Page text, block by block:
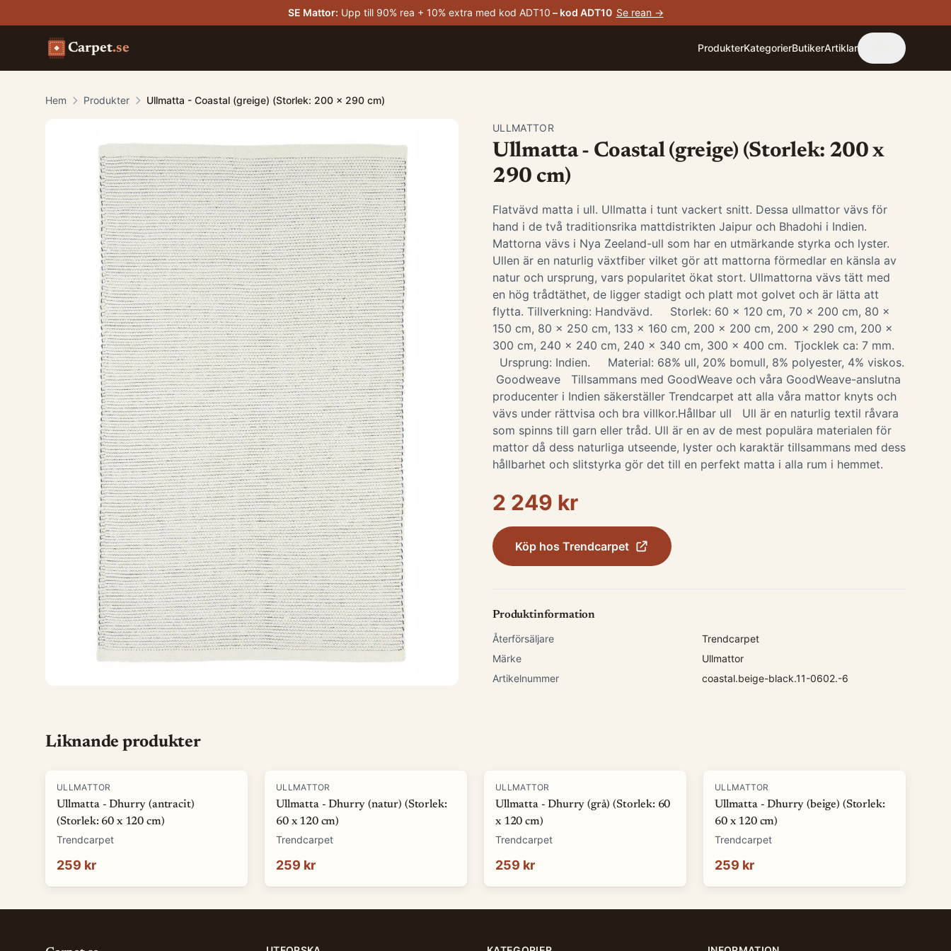
SE Mattor: Upp till 90% rea + 10% extra med kod ADT10 – kod ADT10 Se rean →
Carpet.se ProdukterKategorierButikerArtiklar
Hem Produkter Ullmatta - Coastal (greige) (Storlek: 200 x 290 cm)
ULLMATTOR
Ullmatta - Coastal (greige) (Storlek: 200 x
290 cm)
Flatvävd matta i ull. Ullmatta i tunt vackert snitt. Dessa ullmattor vävs för
hand i de två traditionsrika mattdistrikten Jaipur och Bhadohi i Indien.
Mattorna vävs i Nya Zeeland-ull som har en utmärkande styrka och lyster.
Ullen är en naturlig växtfiber vilket gör att mattorna förmedlar en känsla av
natur och ursprung, vars popularitet ökat stort. Ullmattorna vävs tätt med
en hög trådtäthet, de ligger stadigt och platt mot golvet och är lätta att
flytta. Tillverkning: Handvävd. Storlek: 60 x 120 cm, 70 x 200 cm, 80 x
150 cm, 80 x 250 cm, 133 x 160 cm, 200 x 200 cm, 200 x 290 cm, 200 x
300 cm, 240 x 240 cm, 240 x 340 cm, 300 x 400 cm. Tjocklek ca: 7 mm.
Ursprung: Indien. Material: 68% ull, 20% bomull, 8% polyester, 4% viskos.
Goodweave Tillsammans med GoodWeave och våra GoodWeave-anslutna
producenter i Indien säkerställer Trendcarpet att alla våra mattor knyts och
vävs under rättvisa och bra villkor.Hållbar ull Ull är en naturlig textil råvara
som spinns till garn eller tråd. Ull är en av de mest populära materialen för
mattor då dess naturliga utseende, lyster och karaktär tillsammans med dess
hållbarhet och slitstyrka gör det till en perfekt matta i alla rum i hemmet.
2 249 kr
Köp hos Trendcarpet
Produktinformation
Återförsäljare
Trendcarpet
Märke
Ullmattor
Artikelnummer
coastal.beige-black.11-0602.-6
Liknande produkter
ULLMATTOR
Ullmatta - Dhurry (antracit)
(Storlek: 60 x 120 cm)
Trendcarpet
259 kr
ULLMATTOR
Ullmatta - Dhurry (natur) (Storlek:
60 x 120 cm)
Trendcarpet
259 kr
ULLMATTOR
Ullmatta - Dhurry (grå) (Storlek: 60
x 120 cm)
Trendcarpet
259 kr
ULLMATTOR
Ullmatta - Dhurry (beige) (Storlek:
60 x 120 cm)
Trendcarpet
259 kr